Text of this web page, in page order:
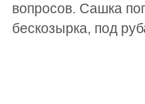
вопросов. Сашка
бескозырка, под